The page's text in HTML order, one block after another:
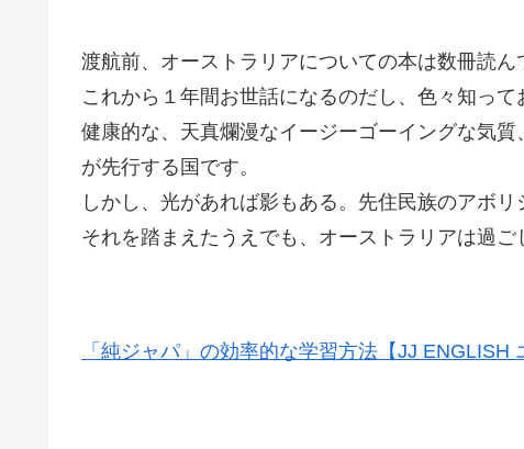
渡航前、オーストラリアについての本は数冊読ん
これから１年間お世話になるのだし、色々知って
健康的な、天真爛漫なイージーゴーイングな気
が先行する国です。
しかし、光があれば影もある。先住民族のアボリ
それを踏まえたうえでも、オーストラリアは過ご
「純ジャパ」の効率的な学習方法【JJ ENGLISH